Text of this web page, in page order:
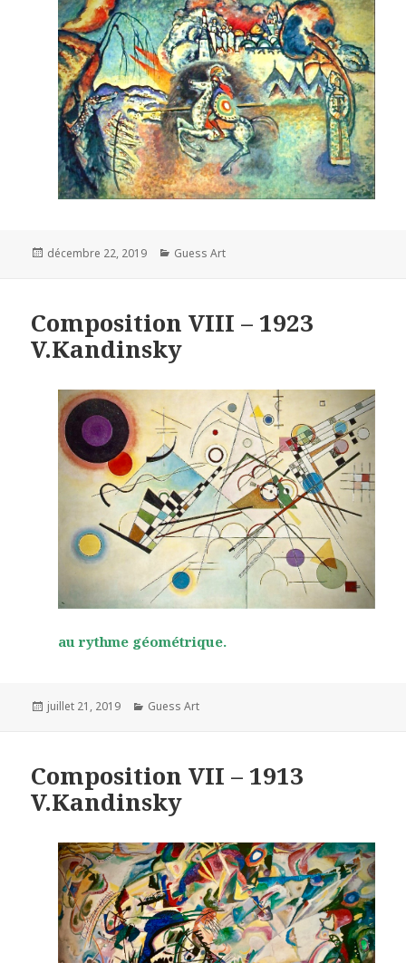
Posted
décembre 22, 2019 Categories
Guess Art
Composition VIII – 1923
V.Kandinsky
au rythme géométrique.
Posted
juillet 21, 2019 Categories
Guess Art
Composition VII – 1913
V.Kandinsky